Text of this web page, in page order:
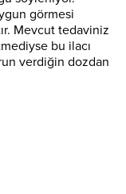
görmesi
Mevcut tedaviniz
bu ilacı
verdiğin dozdan